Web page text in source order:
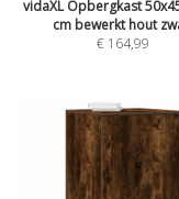
vidaXL Opbergkast
cm bewerkt hout
€ 164,99